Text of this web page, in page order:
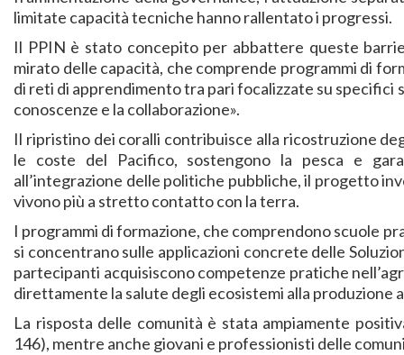
limitate capacità tecniche hanno rallentato i progressi.
Il PPIN è stato concepito per abbattere queste
mirato delle capacità, che comprende programmi di
di reti di apprendimento tra pari focalizzate su
conoscenze e la collaborazione».
Il ripristino dei coralli contribuisce alla ricostruzione
le coste del Pacifico, sostengono la pesca e
all’integrazione delle politiche pubbliche, il progetto
vivono più a stretto contatto con la terra.
I programmi di formazione, che comprendono scuole
si concentrano sulle applicazioni concrete delle
partecipanti acquisiscono competenze pratiche
direttamente la salute degli ecosistemi alla produzione
La risposta delle comunità è stata ampiamente
146), mentre anche giovani e professionisti delle